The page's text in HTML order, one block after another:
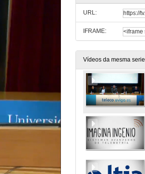
URL:
IFRAME:
Vídeos da mesma serie